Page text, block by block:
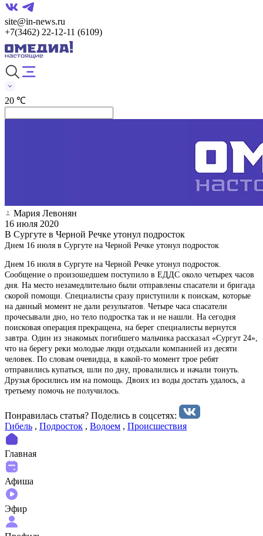
site@in-news.ru
+7(3462) 22-12-11 (6109)
20 ℃
Мария Левонян
16 июля 2020
В Сургуте в Черной Речке утонул подросток
Днем 16 июля в Сургуте на Черной Речке утонул подросток
Днем 16 июля в Сургуте на Черной Речке утонул подросток.
Сообщение о произошедшем поступило в ЕДДС около четырех часов
дня. На место незамедлительно были отправлены спасатели и бригада
скорой помощи. Специалисты сразу приступили к поискам, которые
на данный момент не дали результатов. Четыре часа спасатели
прочесывали дно, но тело подростка так и не нашли. На сегодня
поисковая операция прекращена, на берег специалисты вернутся
завтра. Один из знакомых погибшего мальчика рассказал «Сургут 24»,
что на берегу реки молодые люди отдыхали компанией из десяти
человек. По словам очевидца, в какой-то момент трое ребят
отправились купаться, шли по дну, провалились и начали тонуть.
Друзья бросились им на помощь. Двоих из воды достать удалось, а
третьему помочь не получилось.
Понравилась статья? Поделиcь в соцсетях:
Гибель , Подросток , Водоем , Происшествия
Главная
Афиша
Эфир